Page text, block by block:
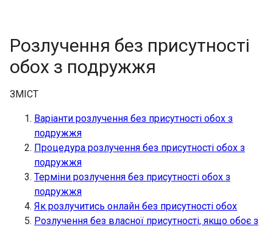
Розлучення без присутності
обох з подружжя
ЗМІСТ
Варіанти розлучення без присутності обох з
подружжя
Процедура розлучення без присутності обох з
подружжя
Терміни розлучення без присутності обох з
подружжя
Як розлучитись онлайн без присутності обох
Розлучення без власної присутності, якщо обоє з